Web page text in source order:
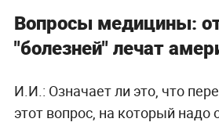
Вопросы медицины:
"болезней" лечат
И.И.: Означает ли это, что
этот вопрос, на который надо